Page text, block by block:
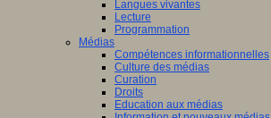
Langues vivantes
Lecture
Programmation
Médias
Compétences informationnelles
Culture des médias
Curation
Droits
Education aux médias